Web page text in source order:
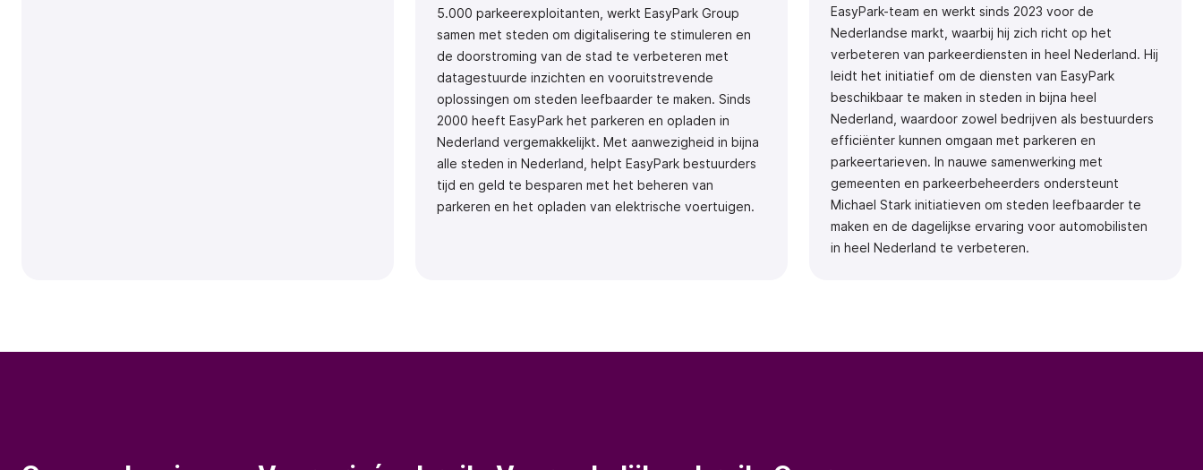
5.000 parkeerexploitanten, werkt EasyPark Group
samen met steden om digitalisering te stimuleren en
de doorstroming van de stad te verbeteren met
datagestuurde inzichten en vooruitstrevende
oplossingen om steden leefbaarder te maken. Sinds
2000 heeft EasyPark het parkeren en opladen in
Nederland vergemakkelijkt. Met aanwezigheid in bijna
alle steden in Nederland, helpt EasyPark bestuurders
tijd en geld te besparen met het beheren van
parkeren en het opladen van elektrische voertuigen.
EasyPark-team en werkt sinds 2023 voor de
Nederlandse markt, waarbij hij zich richt op het
verbeteren van parkeerdiensten in heel Nederland. Hij
leidt het initiatief om de diensten van EasyPark
beschikbaar te maken in steden in bijna heel
Nederland, waardoor zowel bedrijven als bestuurders
efficiënter kunnen omgaan met parkeren en
parkeertarieven. In nauwe samenwerking met
gemeenten en parkeerbeheerders ondersteunt
Michael Stark initiatieven om steden leefbaarder te
maken en de dagelijkse ervaring voor automobilisten
in heel Nederland te verbeteren.